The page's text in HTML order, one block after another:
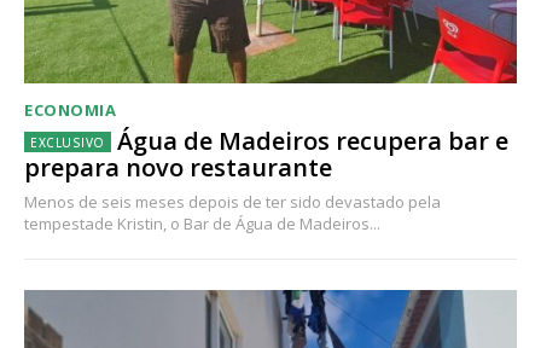
ECONOMIA
Água de Madeiros recupera bar e
prepara novo restaurante
Menos de seis meses depois de ter sido devastado pela
tempestade Kristin, o Bar de Água de Madeiros...